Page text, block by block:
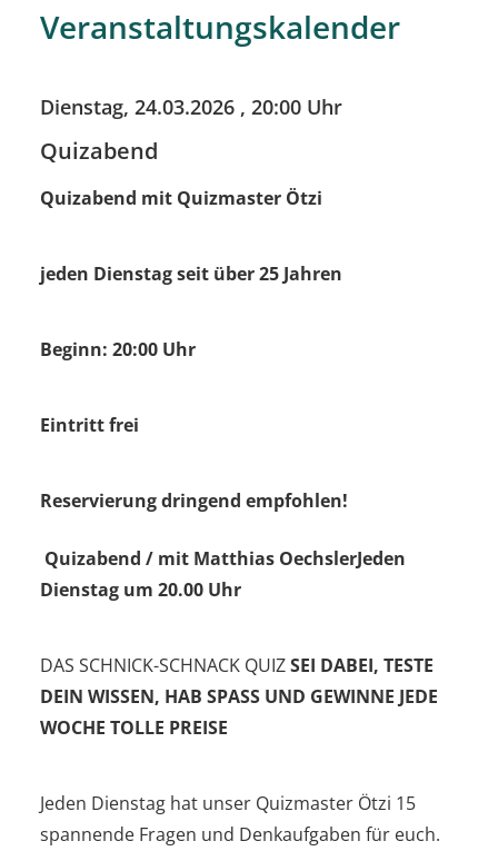
Veranstaltungskalender
Dienstag, 24.03.2026 , 20:00 Uhr
Quizabend
Quizabend mit Quizmaster Ötzi
jeden Dienstag seit über 25 Jahren
Beginn: 20:00 Uhr
Eintritt frei
Reservierung dringend empfohlen!
Quizabend / mit Matthias OechslerJeden
Dienstag um 20.00 Uhr
DAS SCHNICK-SCHNACK QUIZSEI DABEI, TESTE
DEIN WISSEN, HAB SPASS UND GEWINNE JEDE
WOCHE TOLLE PREISE
Jeden Dienstag hat unser Quizmaster Ötzi 15
spannende Fragen und Denkaufgaben für euch.